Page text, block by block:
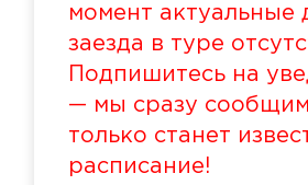
момент актуальные
заезда в туре
Подпишитесь на
— мы сразу
только станет
расписание!